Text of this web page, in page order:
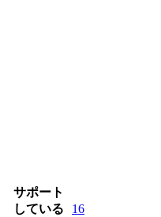
サポート
している
16